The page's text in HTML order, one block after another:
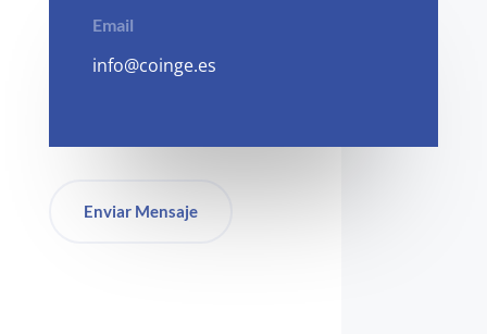
Email
info@coinge.es
Enviar Mensaje